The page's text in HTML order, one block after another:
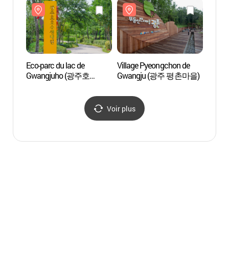
Eco-parc du lac de
Gwangjuho (광주호
Village Pyeongchon de
Gwangju (광주 평촌마을)
Voir plus